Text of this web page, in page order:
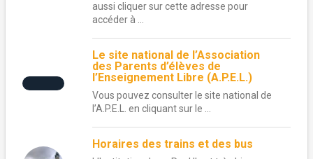
aussi cliquer sur cette adresse pour
accéder à ...
Le site national de l’Association
des Parents d’élèves de
l’Enseignement Libre (A.P.E.L.)
Vous pouvez consulter le site national de
l’A.P.E.L. en cliquant sur le ...
Horaires des trains et des bus